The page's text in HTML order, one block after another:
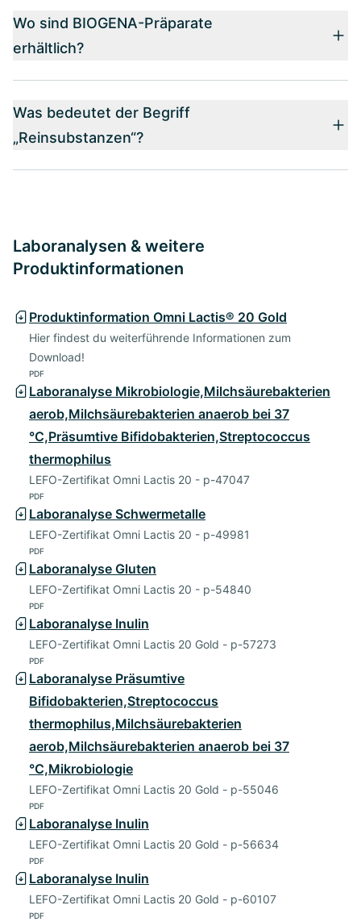
Wo sind BIOGENA-Präparate
erhältlich?
Was bedeutet der Begriff
„Reinsubstanzen“?
Laboranalysen & weitere
Produktinformationen
Produktinformation Omni Lactis® 20 Gold
Hier findest du weiterführende Informationen zum
Download!
PDF
Laboranalyse Mikrobiologie,Milchsäurebakterien
aerob,Milchsäurebakterien anaerob bei 37
°C,Präsumtive Bifidobakterien,Streptococcus
thermophilus
LEFO-Zertifikat Omni Lactis 20 - p-47047
PDF
Laboranalyse Schwermetalle
LEFO-Zertifikat Omni Lactis 20 - p-49981
PDF
Laboranalyse Gluten
LEFO-Zertifikat Omni Lactis 20 - p-54840
PDF
Laboranalyse Inulin
LEFO-Zertifikat Omni Lactis 20 Gold - p-57273
PDF
Laboranalyse Präsumtive
Bifidobakterien,Streptococcus
thermophilus,Milchsäurebakterien
aerob,Milchsäurebakterien anaerob bei 37
°C,Mikrobiologie
LEFO-Zertifikat Omni Lactis 20 Gold - p-55046
PDF
Laboranalyse Inulin
LEFO-Zertifikat Omni Lactis 20 Gold - p-56634
PDF
Laboranalyse Inulin
LEFO-Zertifikat Omni Lactis 20 Gold - p-60107
PDF